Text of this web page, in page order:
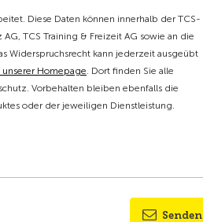
Diese Daten können innerhalb der TCS-
TCS Training & Freizeit AG sowie an die
Widerspruchsrecht kann jederzeit ausgeübt
Homepage. Dort finden Sie alle
Vorbehalten bleiben ebenfalls die
oder der jeweiligen Dienstleistung.
Senden